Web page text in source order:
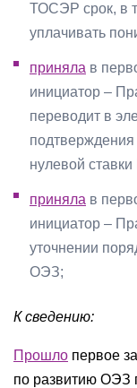
ТОСЭР срок, в
уплачивать
приняла в
инициатор –
переводит в
нулевой
приняла в
инициатор –
уточнении
ОЭЗ;
К сведению:
Прошло первое
по развитию ОЭЗ